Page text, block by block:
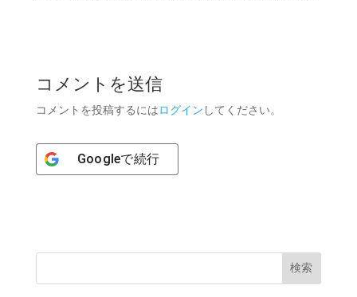
コメントを送信
コメントを投稿するにはログイン してください。
Googleで続行
検索